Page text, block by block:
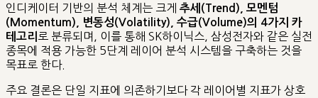
인디케이터 기반의 분석 체계는 크게 추세(Trend), 모멘텀
(Momentum), 변동성(Volatility), 수급(Volume)의 4가지 카
테고리 로 분류되며, 이를 통해 SK하이닉스, 삼성전자와 같은 실전
종목에 적용 가능한 5단계 레이어 분석 시스템을 구축하는 것을
목표로 한다.
주요 결론은 단일 지표에 의존하기보다 각 레이어별 지표가 상호